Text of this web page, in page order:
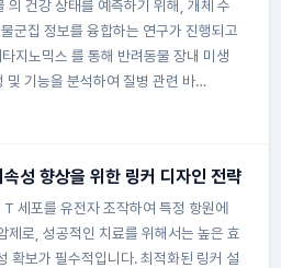
의 건강 상태를 예측하기 위해, 개체 수
군집 정보를 융합하는 연구가 진행되고
지노믹스 를 통해 반려동물 장내 미생
및 기능을 분석하여 질병 관련 바…
성 향상을 위한 링커 디자인 전략
세포를 유전자 조작하여 특정 항원에
제로, 성공적인 치료를 위해서는 높은 효
확보가 필수적입니다. 최적화된 링커 설